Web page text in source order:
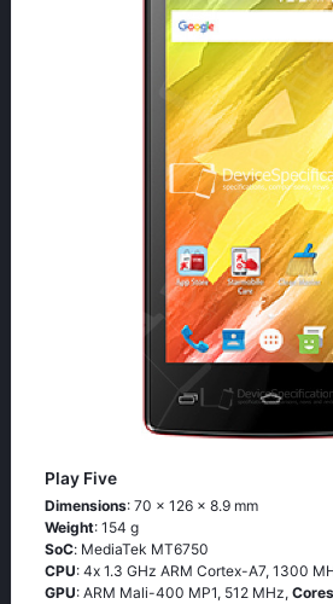
Play Five
Dimensions: 70 x 126 x 8.9 mm
Weight: 154 g
SoC: МеdiаТеk МТ6750
CPU: 4х 1.3 GНz АRМ Соrtех-А7, 1300
GPU: ARM Mali-400 MP1, 512 MHz, Cores